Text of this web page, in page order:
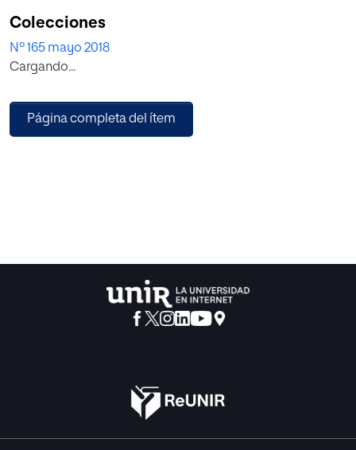
Colecciones
Nº 165 mayo 2018
Cargando...
Página completa del ítem